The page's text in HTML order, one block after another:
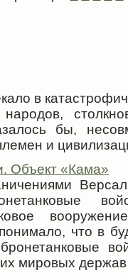
в
народов,
бы,
и
Объект «Кама»
понимало, что в
мировых